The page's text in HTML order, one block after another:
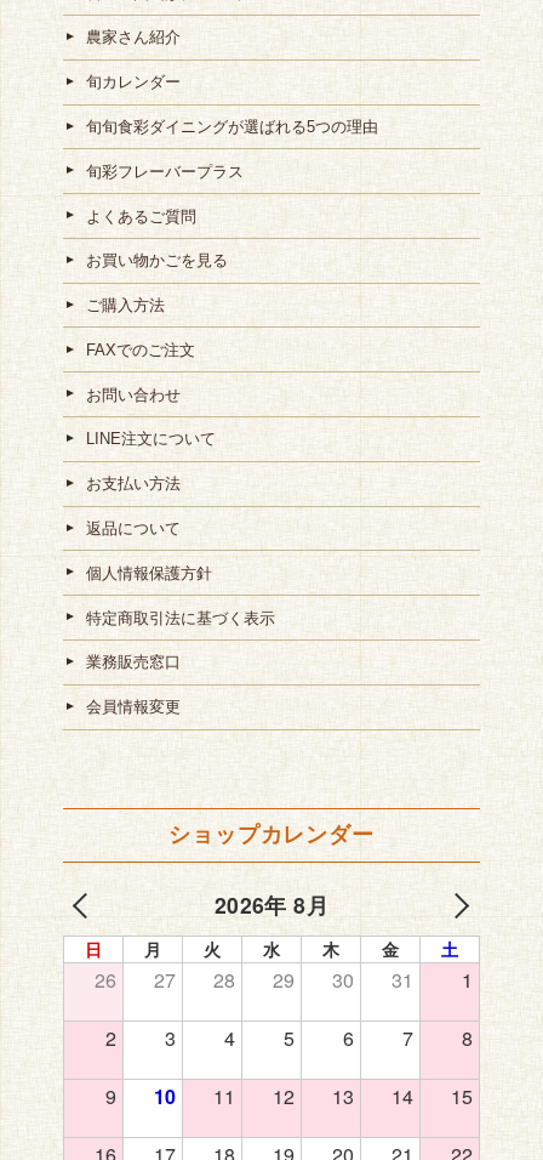
農家さん紹介
旬カレンダー
旬旬食彩ダイニングが選ばれる5つの理由
旬彩フレーバープラス
よくあるご質問
お買い物かごを見る
ご購入方法
FAXでのご注文
お問い合わせ
LINE注文について
お支払い方法
返品について
個人情報保護方針
特定商取引法に基づく表示
業務販売窓口
会員情報変更
ショップカレンダー
2026年 8月
日 月 火 水 木 金 土
26 27 28 29 30 31 1
2 3 4 5 6 7 8
9 10 11 12 13 14 15